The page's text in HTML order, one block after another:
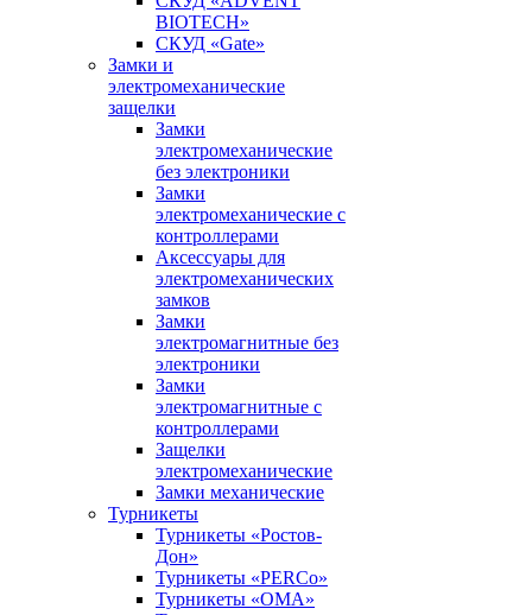
BIOTECH»
СКУД «Gate»
Замки и
электромеханические
защелки
Замки
электромеханические
без электроники
Замки
электромеханические с
контроллерами
Аксессуары для
электромеханических
замков
Замки
электромагнитные без
электроники
Замки
электромагнитные с
контроллерами
Защелки
электромеханические
Замки механические
Турникеты
Турникеты «Ростов-
Дон»
Турникеты «PERCo»
Турникеты «ОМА»